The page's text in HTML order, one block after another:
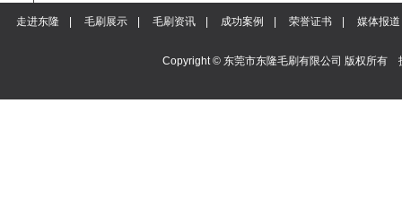
走进东隆 毛刷展示 毛刷资讯 成功案例 荣誉证书 媒体报道
Copyright © 东莞市东隆毛刷有限公司 版权所有